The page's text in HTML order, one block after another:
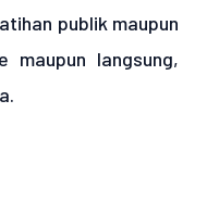
publik maupun
maupun langsung,